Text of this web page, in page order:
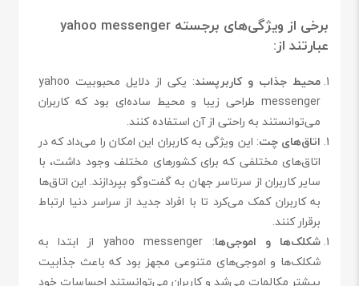
برخی از ویژگی‌های برجسته yahoo messenger
عبارتند از:
محیط جذاب و کاربرپسند
: یکی از دلایل محبوبیت yahoo
messenger طراحی زیبا و محیط ساده‌ای بود که کاربران
می‌توانستند به راحتی از آن استفاده کنند.
اتاق‌های چت: این ویژگی به کاربران این امکان را می‌داد که در
اتاق‌های مختلفی که برای کشورهای مختلف وجود داشت، با
سایر کاربران از سرتاسر جهان به گفت‌وگو بپردازند. این اتاق‌ها
به کاربران کمک می‌کرد تا با افراد جدید از سراسر دنیا ارتباط
برقرار کنند.
شکلک‌ها و اموجی‌ها
: yahoo messenger از ابتدا به
شکلک‌ها و اموجی‌های متنوعی مجهز بود که باعث جذابیت
بیشتر مکالمات می‌شد و کاربران می‌توانستند احساسات خود